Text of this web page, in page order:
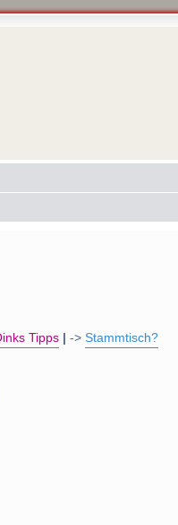
Tipps -> Stammtisch?